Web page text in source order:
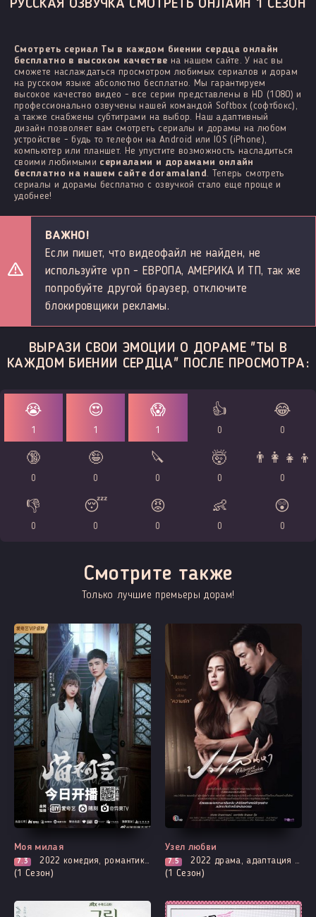
РУССКАЯ ОЗВУЧКА СМОТРЕТЬ ОНЛАЙН 1 СЕЗОН
Смотреть сериал Ты в каждом биении сердца онлайн
бесплатно в высоком качестве на нашем сайте. У нас вы
сможете наслаждаться просмотром любимых сериалов и дорам
на русском языке абсолютно бесплатно. Мы гарантируем
высокое качество видео - все серии представлены в HD (1080) и
профессионально озвучены нашей командой Softbox (софтбокс),
а также снабжены субтитрами на выбор. Наш адаптивный
дизайн позволяет вам смотреть сериалы и дорамы на любом
устройстве - будь то телефон на Android или IOS (iPhone),
компьютер или планшет. Не упустите возможность насладиться
своими любимыми сериалами и дорамами онлайн
бесплатно на нашем сайте doramaland . Теперь смотреть
сериалы и дорамы бесплатно с озвучкой стало еще проще и
удобнее!
ВАЖНО!
Если пишет, что видеофайл не найден, не
используйте vpn - ЕВРОПА, АМЕРИКА И ТП, так же
попробуйте другой браузер, отключите
блокировщики рекламы.
ВЫРАЗИ СВОИ ЭМОЦИИ О ДОРАМЕ "ТЫ В
КАЖДОМ БИЕНИИ СЕРДЦА" ПОСЛЕ ПРОСМОТРА:
😭
1
😍
1
😱
1
👍
0
😂
0
🔞
0
🤪
0
🔪
0
🤯
0
👨‍👩‍👧‍👦
0
👎
0
😴
0
😡
0
👶
0
😲
0
Смотрите также
Только лучшие премьеры дорам!
Все серии
Моя милая
7.3 2022 комедия, романтика, фэнтези
(1 Сезон)
Все серии
Узел любви
7.5 2022 драма, адаптация новел, романтика
(1 Сезон)